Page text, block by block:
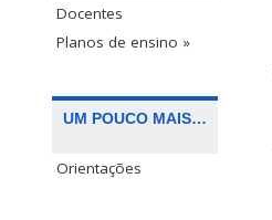
Docentes
Planos de ensino »
UM POUCO MAIS…
Orientações